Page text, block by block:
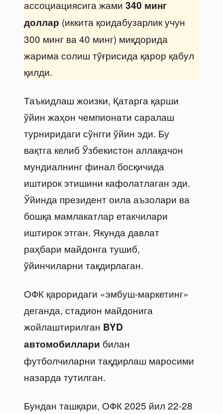
ассоциациясига жами 340 минг
доллар (иккита қоидабузарлик учун
300 минг ва 40 минг) миқдорида
жарима солиш тўғрисида қарор қабул
қилди.
Таъкидлаш жоизки, Қатарга қарши
ўйин жаҳон чемпионати саралаш
турниридаги сўнгги ўйин эди. Бу
вақтга келиб Ўзбекистон аллақачон
мундиалнинг финал босқичида
иштирок этишини кафолатлаган эди.
Ўйинда президент оила аъзолари ва
бошқа мамлакатлар етакчилари
иштирок этган. Якунда давлат
раҳбари майдонга тушиб,
ўйинчиларни тақдирлаган.
ОФК қароридаги «эмбуш-маркетинг»
деганда, стадион майдонига
жойлаштирилган BYD
автомобиллари билан
футболчиларни тақдирлаш маросими
назарда тутилган.
Бундан ташқари, ОФК 2025 йил 22-28